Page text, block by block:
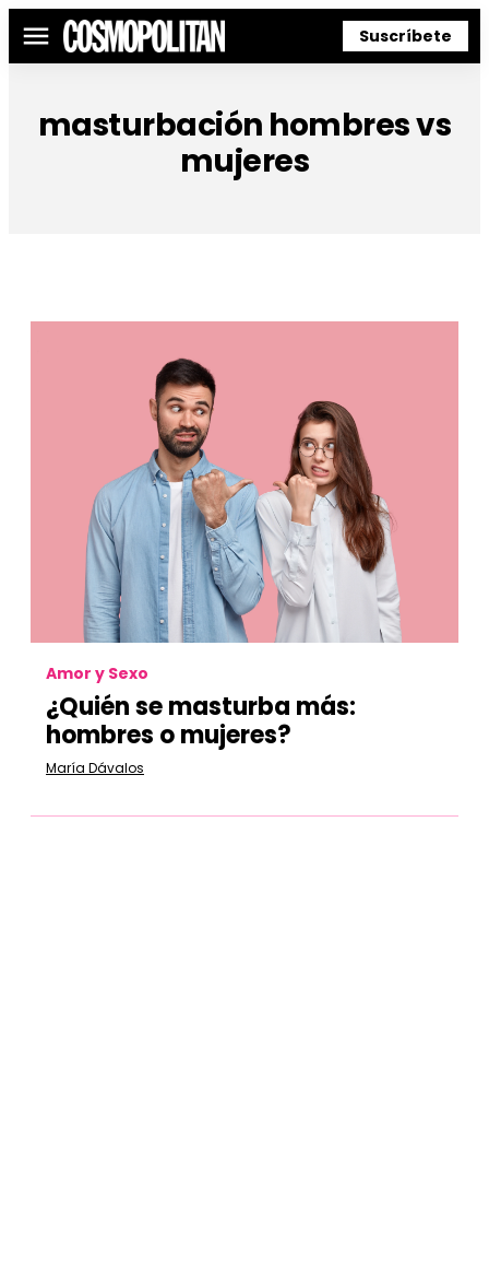
Menú Suscríbete
masturbación hombres vs
mujeres
Amor y Sexo
¿Quién se masturba más:
hombres o mujeres?
María Dávalos